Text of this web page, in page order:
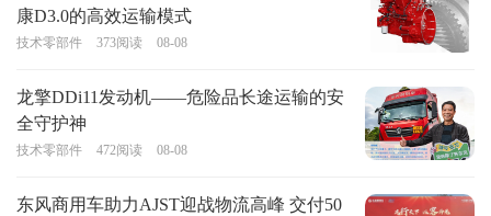
康D3.0的高效运输模式
技术零部件 373阅读 08-08
龙擎DDi11发动机——危险品长途运输的安
全守护神
技术零部件 472阅读 08-08
东风商用车助力AJST迎战物流高峰 交付50